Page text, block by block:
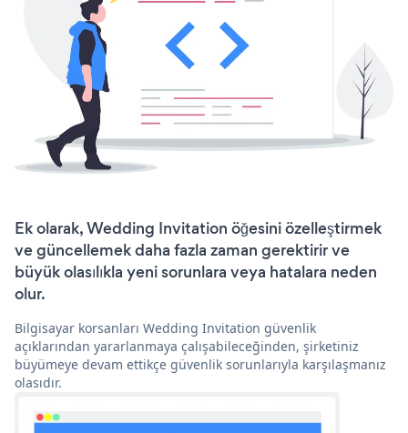
Ek olarak, Wedding Invitation öğesini özelleştirmek
ve güncellemek daha fazla zaman gerektirir ve
büyük olasılıkla yeni sorunlara veya hatalara neden
olur.
Bilgisayar korsanları Wedding Invitation güvenlik
açıklarından yararlanmaya çalışabileceğinden, şirketiniz
büyümeye devam ettikçe güvenlik sorunlarıyla karşılaşmanız
olasıdır.